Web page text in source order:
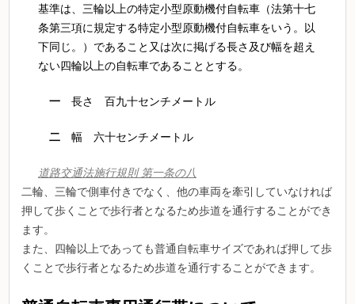
基準は、三輪以上の特定小型原動機付自転車（法第十七
条第三項に規定する特定小型原動機付自転車をいう。以
下同じ。）であること又は次に掲げる長さ及び幅を超え
ない四輪以上の自転車であることとする。
一長さ 百九十センチメートル
二幅 六十センチメートル
道路交通法施行規則 第一条の八
二輪、三輪で側車付きでなく、他の車両を牽引していなければ
押して歩くことで歩行者となるため歩道を通行することができ
ます。
また、四輪以上であっても普通自転車サイズであれば押して歩
くことで歩行者となるため歩道を通行することができます。